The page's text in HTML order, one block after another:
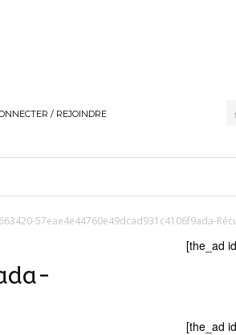
/ REJOINDRE
57eae4e44760e49dcad931c4106f9ada-
[the_ad
[the_ad